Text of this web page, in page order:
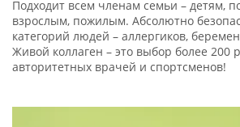
Подходит всем членам семьи – детям,
взрослым, пожилым. Абсолютно
категорий людей – аллергиков,
Живой коллаген – это выбор более 200
авторитетных врачей и спортсменов!